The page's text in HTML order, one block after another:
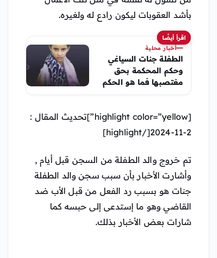
بأشد العقوبات ليكون رادع له ولغيره.
اقرأ أيضًا
أخبار محلية
الطفلة جنات السياغي
وحكم المحكمة بحق
مغتصبها فما هو الحكم
[highlight color=”yellow”]تحديث المقال :
2-11-2024[/highlight]
تم خروج والد الطفلة من السجن قبل أيام ,
وأشارت الأخبار بأن سبب سجن والد الطفلة
جنات هو بسبب رد الفعل من قبل الأب ضد
القاضي وهو ما إستدعى إلى حبسه كما
شارات بعض الأخبار بذلك.